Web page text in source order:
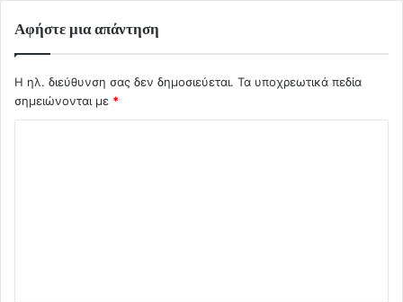
Αφήστε μια απάντηση
Η ηλ. διεύθυνση σας δεν δημοσιεύεται. Τα υποχρεωτικά πεδία
σημειώνονται με *